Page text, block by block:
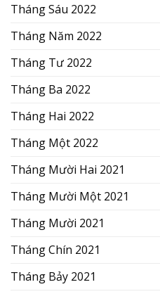
Tháng Sáu 2022
Tháng Năm 2022
Tháng Tư 2022
Tháng Ba 2022
Tháng Hai 2022
Tháng Một 2022
Tháng Mười Hai 2021
Tháng Mười Một 2021
Tháng Mười 2021
Tháng Chín 2021
Tháng Bảy 2021